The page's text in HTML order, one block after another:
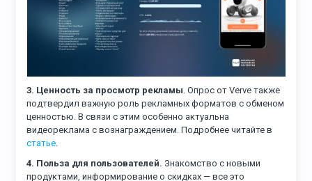
3. Ценность за просмотр рекламы. Опрос от Verve также
подтвердил важную роль рекламных форматов с обменом
ценностью. В связи с этим особенно актуальна
видеореклама с вознаграждением. Подробнее читайте в
статье.
4. Польза для пользователей. Знакомство с новыми
продуктами, информирование о скидках — все это